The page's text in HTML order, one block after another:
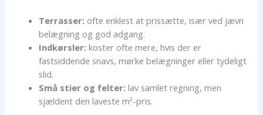
Terrasser: ofte enklest at prissætte, især ved jævn
belægning og god adgang.
Indkørsler: koster ofte mere, hvis der er
fastsiddende snavs, mørke belægninger eller tydeligt
slid.
Små stier og felter: lav samlet regning, men
sjældent den laveste m²-pris.